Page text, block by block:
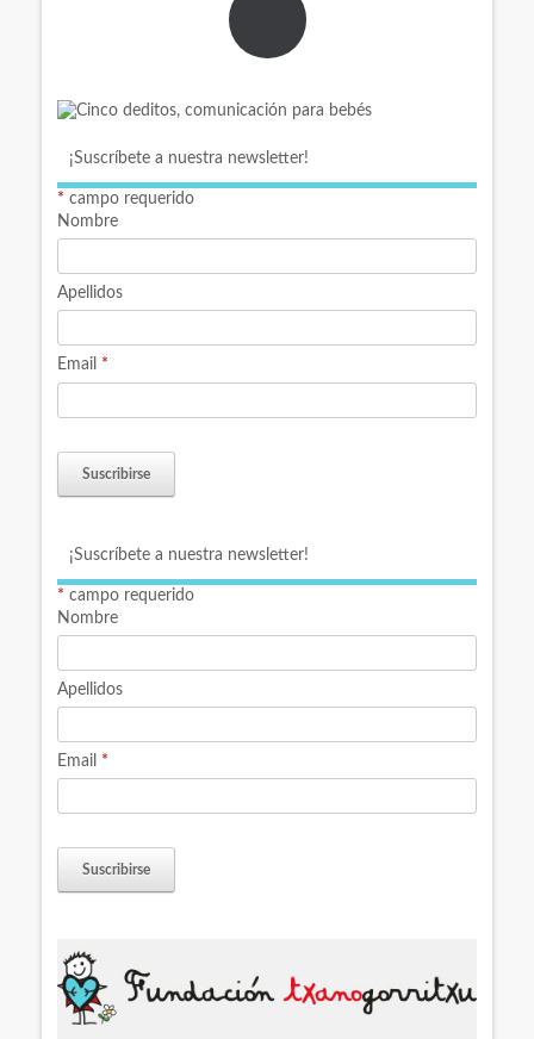
¡Suscríbete a nuestra newsletter!
* campo requerido
Nombre
Apellidos
Email *
¡Suscríbete a nuestra newsletter!
* campo requerido
Nombre
Apellidos
Email *